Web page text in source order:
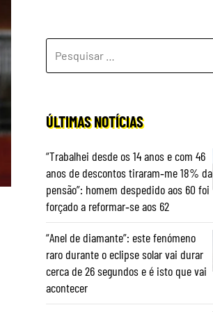
POR:
ÚLTIMAS NOTÍCIAS
“Trabalhei desde os 14 anos e com 46
anos de descontos tiraram‑me 18% da
pensão”: homem despedido aos 60 foi
forçado a reformar‑se aos 62
“Anel de diamante”: este fenómeno
raro durante o eclipse solar vai durar
cerca de 26 segundos e é isto que vai
acontecer